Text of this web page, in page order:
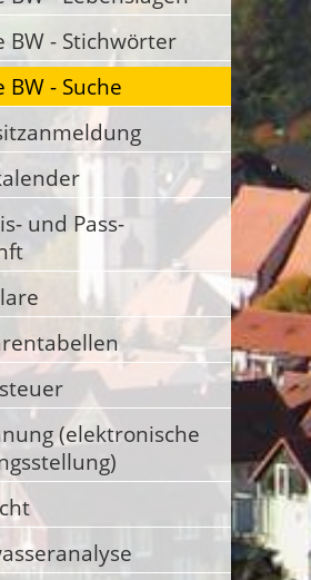
BW - Stichwörter
BW - Suche
und Pass-
(elektronische